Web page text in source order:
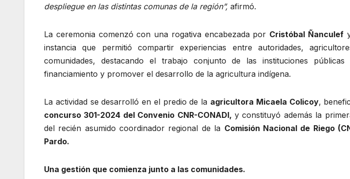
despliegue en las distintas comunas de la región”, afirmó.
La ceremonia comenzó con una rogativa encabezada por Cristóbal Ñanculefy
instancia que permitió compartir experiencias entre autoridades,
comunidades, destacando el trabajo conjunto de las instituciones
financiamiento y promover el desarrollo de la agricultura indígena.
La actividad se desarrolló en el predio de la agricultora Micaela Colicoy,
concurso 301-2024 del Convenio CNR-CONADI, y constituyó además la
del recién asumido coordinador regional de la Comisión Nacional de Riego
Pardo.
Una gestión que comienza junto a las comunidades.